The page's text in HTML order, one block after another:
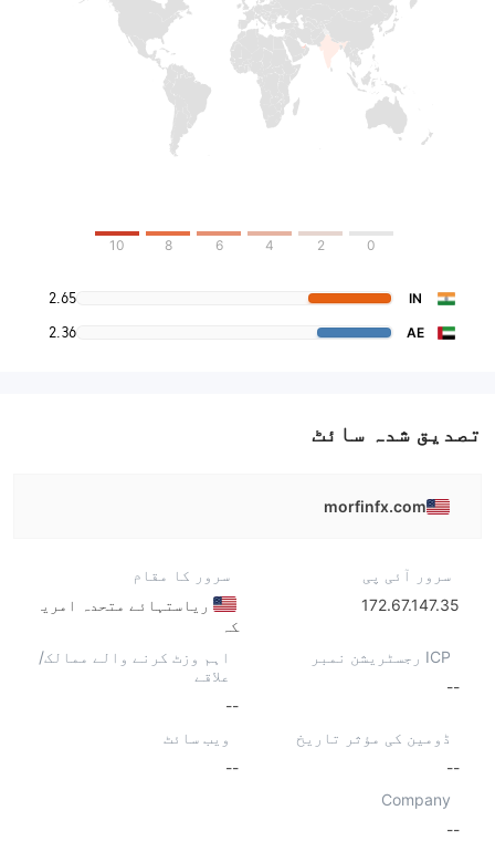
0
2
4
6
8
10
IN
2.65
AE
2.36
تصدیق شدہ سائٹ
morfinfx.com
سرور آئی پی
172.67.147.35
سرور کا مقام
ریاستہائے متحدہ امری
کہ
ICP رجسٹریشن نمبر
--
اہم وزٹ کرنے والے ممالک/
علاقے
--
ڈومین کی مؤثر تاریخ
--
ویب سائٹ
--
Company
--